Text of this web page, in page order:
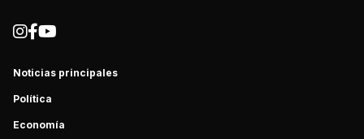
Noticias principales
Política
Economía